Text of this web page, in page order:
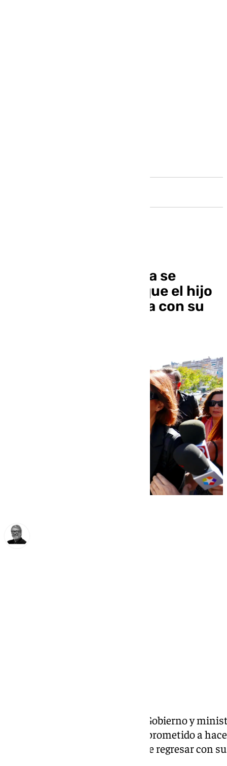
El Gobierno de España se
esforzará por evitar que el hijo
de Juana Rivas vuelva con su
La vicepresidenta segunda del Gobierno y
Social, Yolanda Díaz se ha comprometido a
no tenga que regresar con